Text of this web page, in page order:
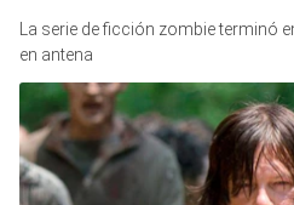
La serie de ficción zombie terminó
en antena